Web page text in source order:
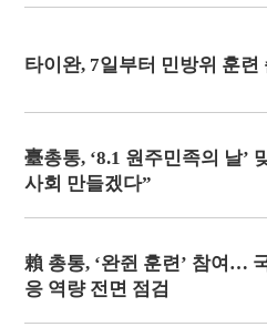
타이완, 7일부터 민방위 훈련
臺총통, ‘8.1 원주민족의 날’
사회 만들겠다”
賴 총통, ‘완쥔 훈련’ 참여…
응 역량 전면 점검